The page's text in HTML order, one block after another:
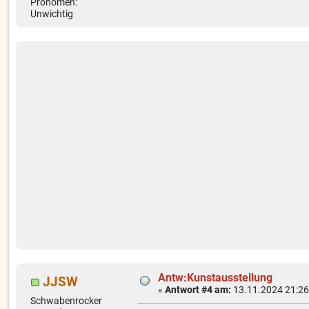
Pronomen:
Unwichtig
JJSW
Schwabenrocker
Antw:Kunstausstellung
«Antwort #4 am: 13.11.2024